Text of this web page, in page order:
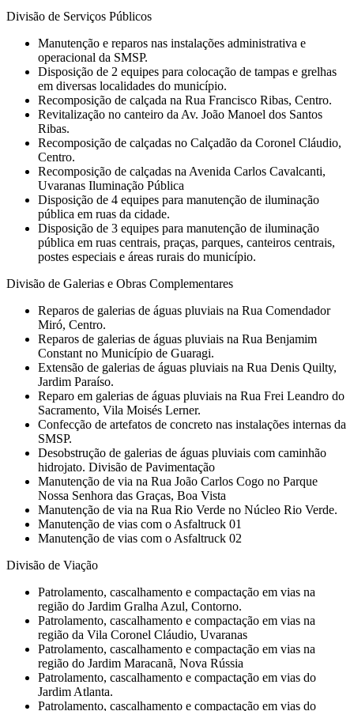
Divisão de Serviços Públicos
Manutenção e reparos nas instalações administrativa e
operacional da SMSP.
Disposição de 2 equipes para colocação de tampas e grelhas
em diversas localidades do município.
Recomposição de calçada na Rua Francisco Ribas, Centro.
Revitalização no canteiro da Av. João Manoel dos Santos
Ribas.
Recomposição de calçadas no Calçadão da Coronel Cláudio,
Centro.
Recomposição de calçadas na Avenida Carlos Cavalcanti,
Uvaranas Iluminação Pública
Disposição de 4 equipes para manutenção de iluminação
pública em ruas da cidade.
Disposição de 3 equipes para manutenção de iluminação
pública em ruas centrais, praças, parques, canteiros centrais,
postes especiais e áreas rurais do município.
Divisão de Galerias e Obras Complementares
Reparos de galerias de águas pluviais na Rua Comendador
Miró, Centro.
Reparos de galerias de águas pluviais na Rua Benjamim
Constant no Município de Guaragi.
Extensão de galerias de águas pluviais na Rua Denis Quilty,
Jardim Paraíso.
Reparo em galerias de águas pluviais na Rua Frei Leandro do
Sacramento, Vila Moisés Lerner.
Confecção de artefatos de concreto nas instalações internas da
SMSP.
Desobstrução de galerias de águas pluviais com caminhão
hidrojato. Divisão de Pavimentação
Manutenção de via na Rua João Carlos Cogo no Parque
Nossa Senhora das Graças, Boa Vista
Manutenção de via na Rua Rio Verde no Núcleo Rio Verde.
Manutenção de vias com o Asfaltruck 01
Manutenção de vias com o Asfaltruck 02
Divisão de Viação
Patrolamento, cascalhamento e compactação em vias na
região do Jardim Gralha Azul, Contorno.
Patrolamento, cascalhamento e compactação em vias na
região da Vila Coronel Cláudio, Uvaranas
Patrolamento, cascalhamento e compactação em vias na
região do Jardim Maracanã, Nova Rússia
Patrolamento, cascalhamento e compactação em vias do
Jardim Atlanta.
Patrolamento, cascalhamento e compactação em vias do